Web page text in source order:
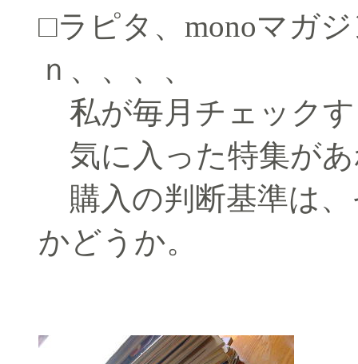
□ラピタ、monoマガ
ｎ、、、、
私が毎月チェック
気に入った特集が
購入の判断基準は
かどうか。